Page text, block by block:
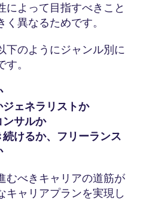
によって目指すべきこと
異なるためです。
下のようにジャンル別に
。
ェネラリストか
ンサルか
けるか、フリーランス
むべきキャリアの道筋が
キャリアプランを実現し